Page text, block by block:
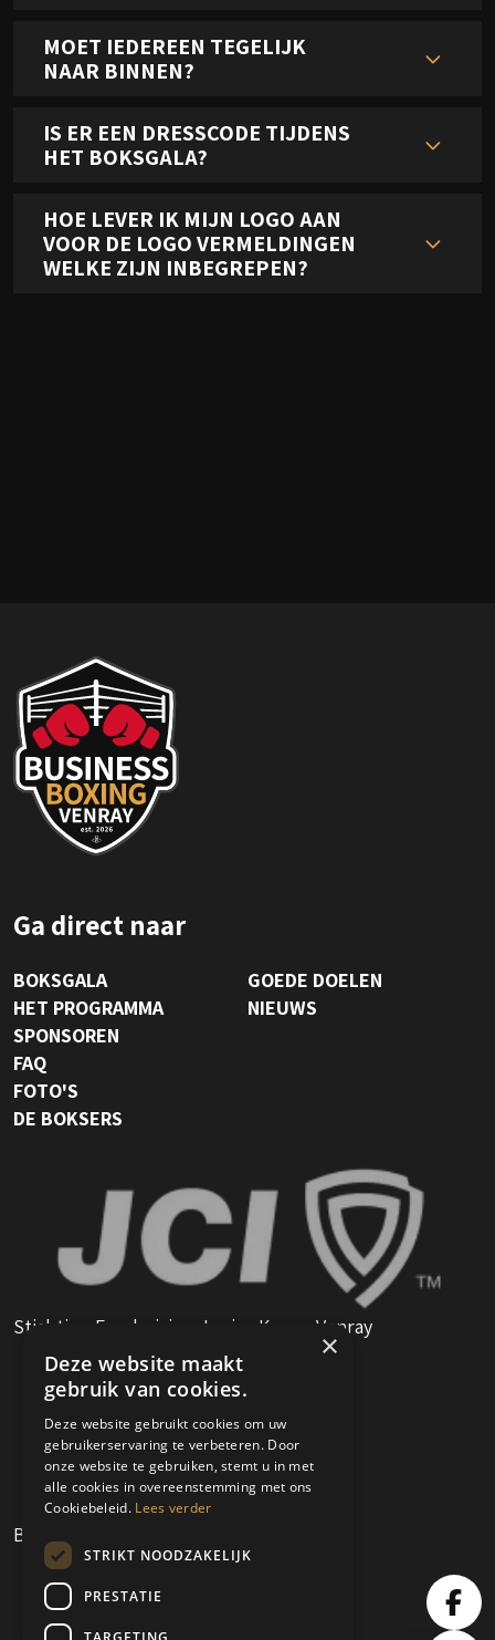
MOET IEDEREEN TEGELIJK
NAAR BINNEN?
IS ER EEN DRESSCODE TIJDENS
HET BOKSGALA?
HOE LEVER IK MIJN LOGO AAN
VOOR DE LOGO VERMELDINGEN
WELKE ZIJN INBEGREPEN?
Ga direct naar
BOKSGALA
HET PROGRAMMA
SPONSOREN
FAQ
FOTO'S
DE BOKSERS
GOEDE DOELEN
NIEUWS
Stichting Fundraising Junior Kamer Venray
Boksclub Venray
×
Deze website maakt
gebruik van cookies.
Deze website gebruikt cookies om uw
gebruikerservaring te verbeteren. Door
onze website te gebruiken, stemt u in met
alle cookies in overeenstemming met ons
Cookiebeleid. Lees verder
STRIKT NOODZAKELIJK
PRESTATIE